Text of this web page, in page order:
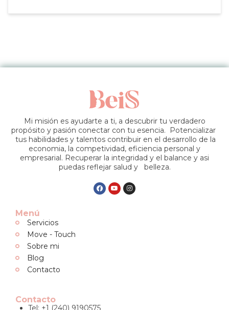
Mi misión es ayudarte a ti, a descubrir tu verdadero
propósito y pasión conectar con tu esencia. Potencializar
tus habilidades y talentos contribuir en el desarrollo de la
economia, la competividad, eficiencia personal y
empresarial. Recuperar la integridad y el balance y asi
puedas reflejar salud y belleza.
Menú
Servicios
Move - Touch
Sobre mi
Blog
Contacto
Contacto
Tel: +1 (240) 9190575